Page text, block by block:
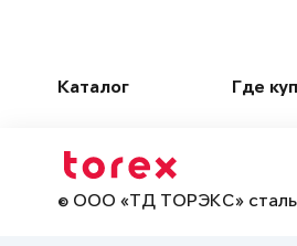
Каталог Где
© ООО «ТД ТОРЭКС»